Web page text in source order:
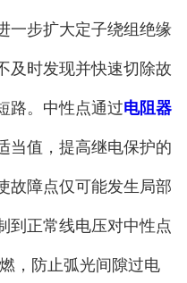
一步扩大定子绕组绝缘
及时发现并快速切除故
路。中性点通过电阻器
当值，提高继电保护的
故障点仅可能发生局部
到正常线电压对中性点
，防止弧光间隙过电